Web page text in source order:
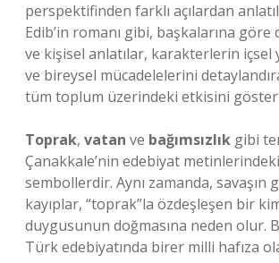
perspektifinden farklı açılardan
Edib’in romanı gibi, başkalarına göre
ve kişisel anlatılar, karakterlerin içsel
ve bireysel mücadelelerini
tüm toplum üzerindeki etkisini
Toprak, vatan ve bağımsızlık gibi
Çanakkale’nin edebiyat
sembollerdir. Aynı zamanda, savaşın
kayıplar, “toprak”la özdeşleşen bir
duygusunun doğmasına neden olur.
Türk edebiyatında birer milli hafıza